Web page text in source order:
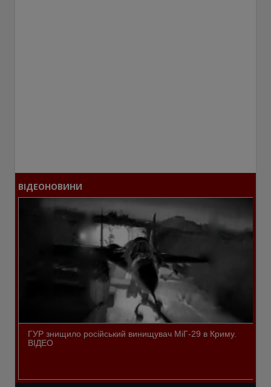
ВІДЕОНОВИНИ
ГУР знищило російський винищувач МіГ-29 в Криму.
ВІДЕО